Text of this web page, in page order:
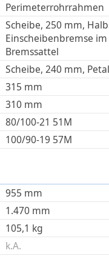
Perimeterrohrrahmen
Scheibe, 250 mm,
Einscheibenbremse
Bremssattel
Scheibe, 240 mm,
315 mm
310 mm
80/100-21 51M
100/90-19 57M
955 mm
1.470 mm
105,1 kg
k.A.